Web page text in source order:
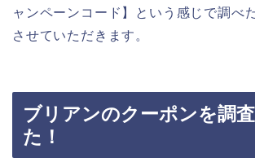
ャンペーンコード】という感じで調べ
させていただきます。
ブリアンのクーポンを調
た！